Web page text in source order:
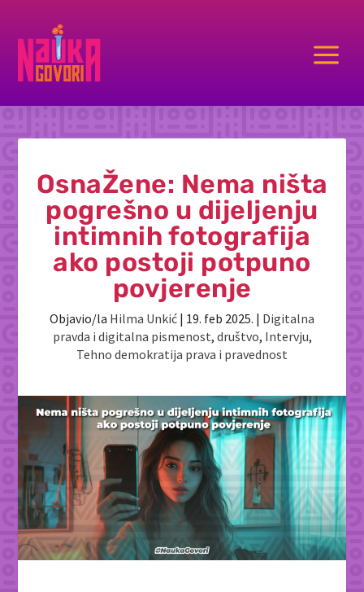
a
OsnaŽene: Nema ništa
pogrešno u dijeljenju
intimnih fotografija
ako postoji potpuno
povjerenje
Objavio/la Hilma Unkić | 19. feb 2025. | Digitalna
pravda i digitalna pismenost, društvo, Intervju,
Tehno demokratija prava i pravednost